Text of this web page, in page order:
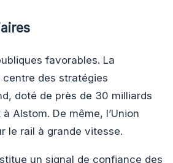
favorables. La
des stratégies
doté de près de 30 milliards
Alstom. De même, l’Union
le rail à grande vitesse.
un signal de confiance des